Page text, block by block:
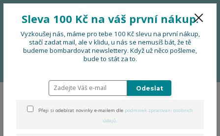
Menu
0 Kč
Šaty za folklorem
Sleva 100 Kč na váš první nákup.
Vyzkoušej nás, máme pro tebe 100 Kč slevu na první nákup,
stačí zadat mail, ale v klidu, u nás se nemusíš bát, že tě
budeme bombardovat newslettery. Když už něco pošleme,
bude to stát za to.
Odeslat
Přeji si odebírat novinky e-mailem dle podmínek zpracování osobních
údajů.